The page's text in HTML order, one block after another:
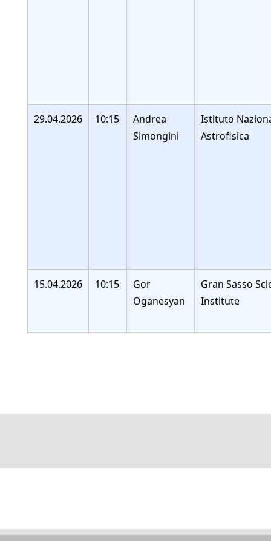
29.04.2026 10:15
Andrea
Simongini
Istituto
Astrofisica
15.04.2026 10:15
Gor
Oganesyan
Gran Sasso
Institute